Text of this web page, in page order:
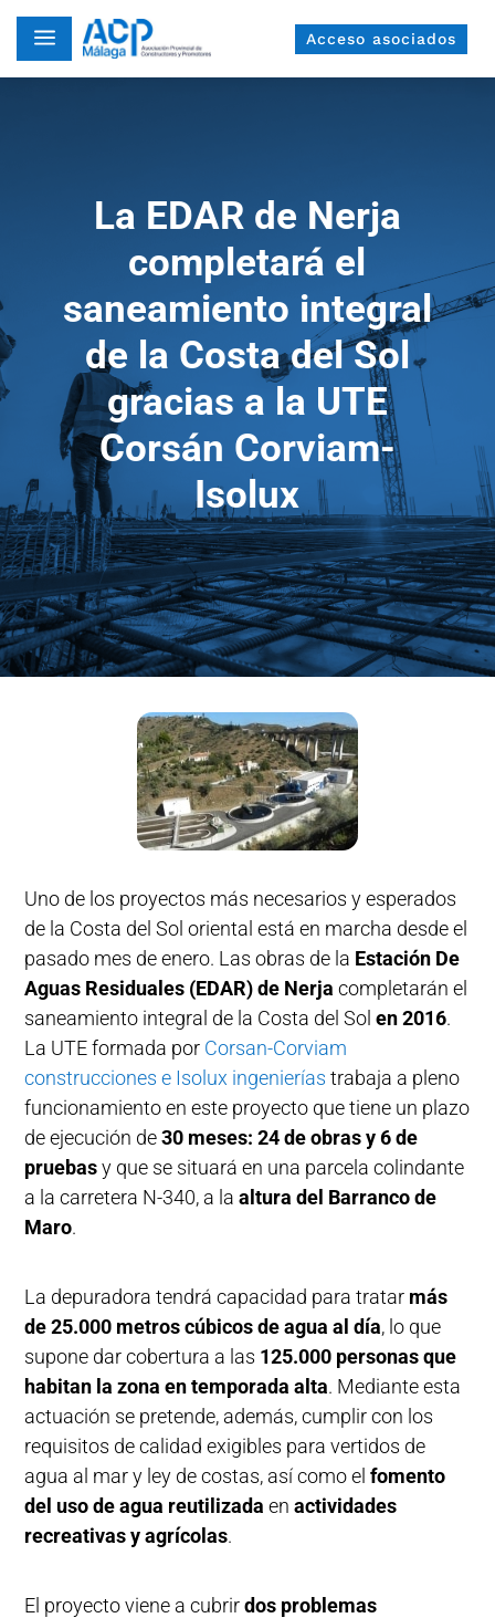
a Acceso asociados
La EDAR de Nerja
completará el
saneamiento integral
de la Costa del Sol
gracias a la UTE
Corsán Corviam-
Isolux
Uno de los proyectos más necesarios y esperados
de la Costa del Sol oriental está en marcha desde el
pasado mes de enero. Las obras de la Estación De
Aguas Residuales (EDAR) de Nerja completarán el
saneamiento integral de la Costa del Solen 2016.
La UTE formada por Corsan-Corviam
construcciones e Isolux ingenierías trabaja a pleno
funcionamiento en este proyecto que tiene un plazo
de ejecución de30 meses: 24 de obras y 6 de
pruebasy que se situará en una parcela colindante
a la carretera N-340, a laaltura del Barranco de
Maro.
La depuradora tendrá capacidad para tratar más
de 25.000 metros cúbicos de agua al día, lo que
supone dar cobertura a las 125.000 personas que
habitan la zona en temporada alta. Mediante esta
actuación se pretende, además, cumplir con los
requisitos de calidad exigibles para vertidos de
agua al mar y ley de costas, así como elfomento
del uso de agua reutilizada enactividades
recreativas y agrícolas.
El proyecto viene a cubrirdos problemas